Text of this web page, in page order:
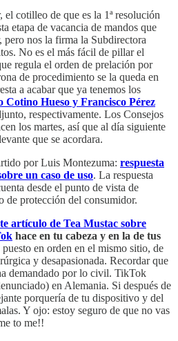
el cotilleo de que es la 1ª resolución
etapa de vacancia de mandos que
pero nos la firma la Subdirectora
No es el más fácil de pillar el
regula el orden de prelación por
de procedimiento se la queda en
a acabar que ya tenemos los
Cotino Hueso y Francisco Pérez
respectivamente. Los Consejos
los martes, así que al día siguiente
que se acordara.
por Luis Montezuma: respuesta
un caso de uso. La respuesta
desde el punto de vista de
de protección del consumidor.
artículo de Tea Mustac sobre
hace en tu cabeza y en la de tus
en orden en el mismo sitio, de
y desapasionada. Recordar que
demandado por lo civil. TikTok
en Alemania. Si después de
porquería de tu dispositivo y del
Y ojo: estoy seguro de que no vas
to me!!